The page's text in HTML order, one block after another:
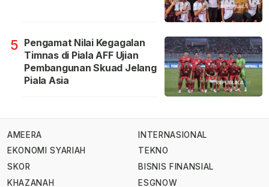
5 Pengamat Nilai Kegagalan
Timnas di Piala AFF Ujian
Pembangunan Skuad Jelang
Piala Asia
AMEERA
EKONOMI SYARIAH
SKOR
KHAZANAH
INTERNASIONAL
TEKNO
BISNIS FINANSIAL
ESGNOW